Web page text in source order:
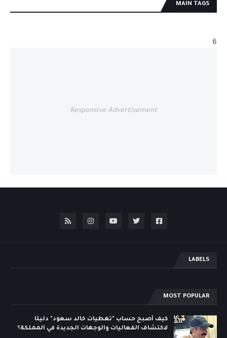
MAIN TAGS
6
Responsive Advertisement
LABELS
MOST POPULAR
كيف أصبح حساب "تغطيات خالد سعود" دليلًا
لاكتشاف الفعاليات والوجهات الجديدة في المملكة؟